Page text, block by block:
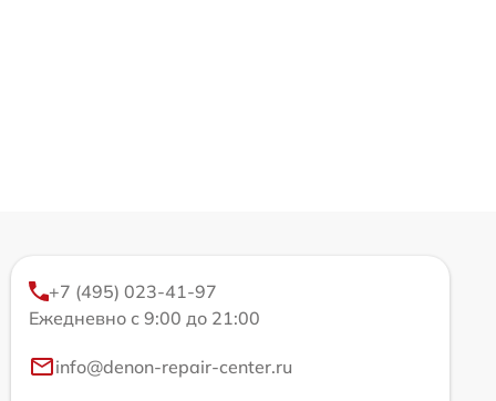
+7 (495) 023-41-97
Ежедневно с 9:00 до 21:00
info@denon-repair-center.ru